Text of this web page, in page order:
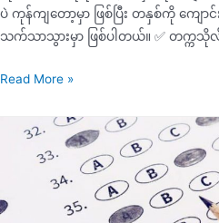
ပဲ ကုန်ကျတော့မှာ ဖြစ်ပြီး တနှစ်ကို ကျော
သက်သာသွားမှာ ဖြစ်ပါတယ်။ ✅ တက္က
Read More »